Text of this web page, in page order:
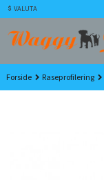
Gå
til
innholdet
VALUTA
Forside Raseprofilering